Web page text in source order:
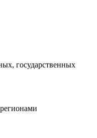
государственных